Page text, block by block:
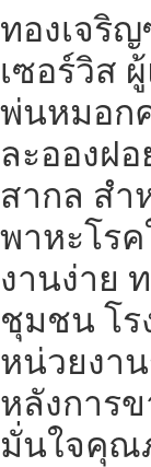
Skip
to
content
ทองเจริ
เซอร์วิส
พ่นหมอก
ละอองฝ
สากล สำ
พาหะโร
งานง่าย
ชุมชน โร
หน่วยงา
หลังการ
มั่นใจคุณ